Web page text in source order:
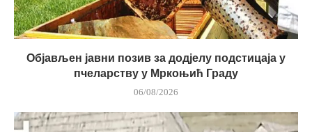
Објављен јавни позив за додјелу подстицаја у
пчеларству у Мркоњић Граду
06/08/2026